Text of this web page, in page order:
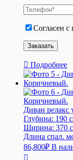
Согласен с
Подробнее
Диван
Глубина: 190
Ширина: 370
Длина спал.
86,800₽ В